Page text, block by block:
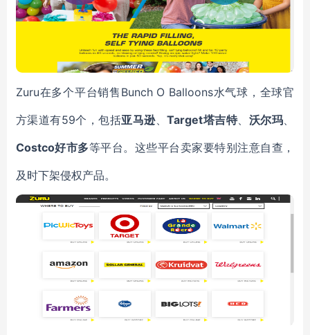
Zuru在多个平台销售 Bunch O Balloons水气球，全球官
方渠道有59个，包括亚马逊、Target塔吉特、 沃尔玛、
Costco好市多等平台。这些平台卖家要特别注意自查，
及时下架侵权产品。